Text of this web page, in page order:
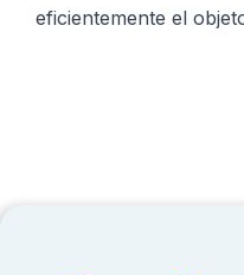
eficientemente el